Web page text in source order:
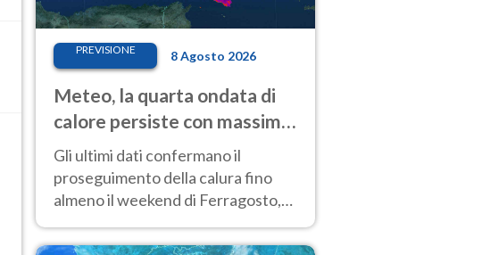
PREVISIONE 8 Agosto 2026
Meteo, la quarta ondata di
calore persiste con massime
sempre molto elevate
Gli ultimi dati confermano il
proseguimento della calura fino
almeno il weekend di Ferragosto,
intensificazione prossima